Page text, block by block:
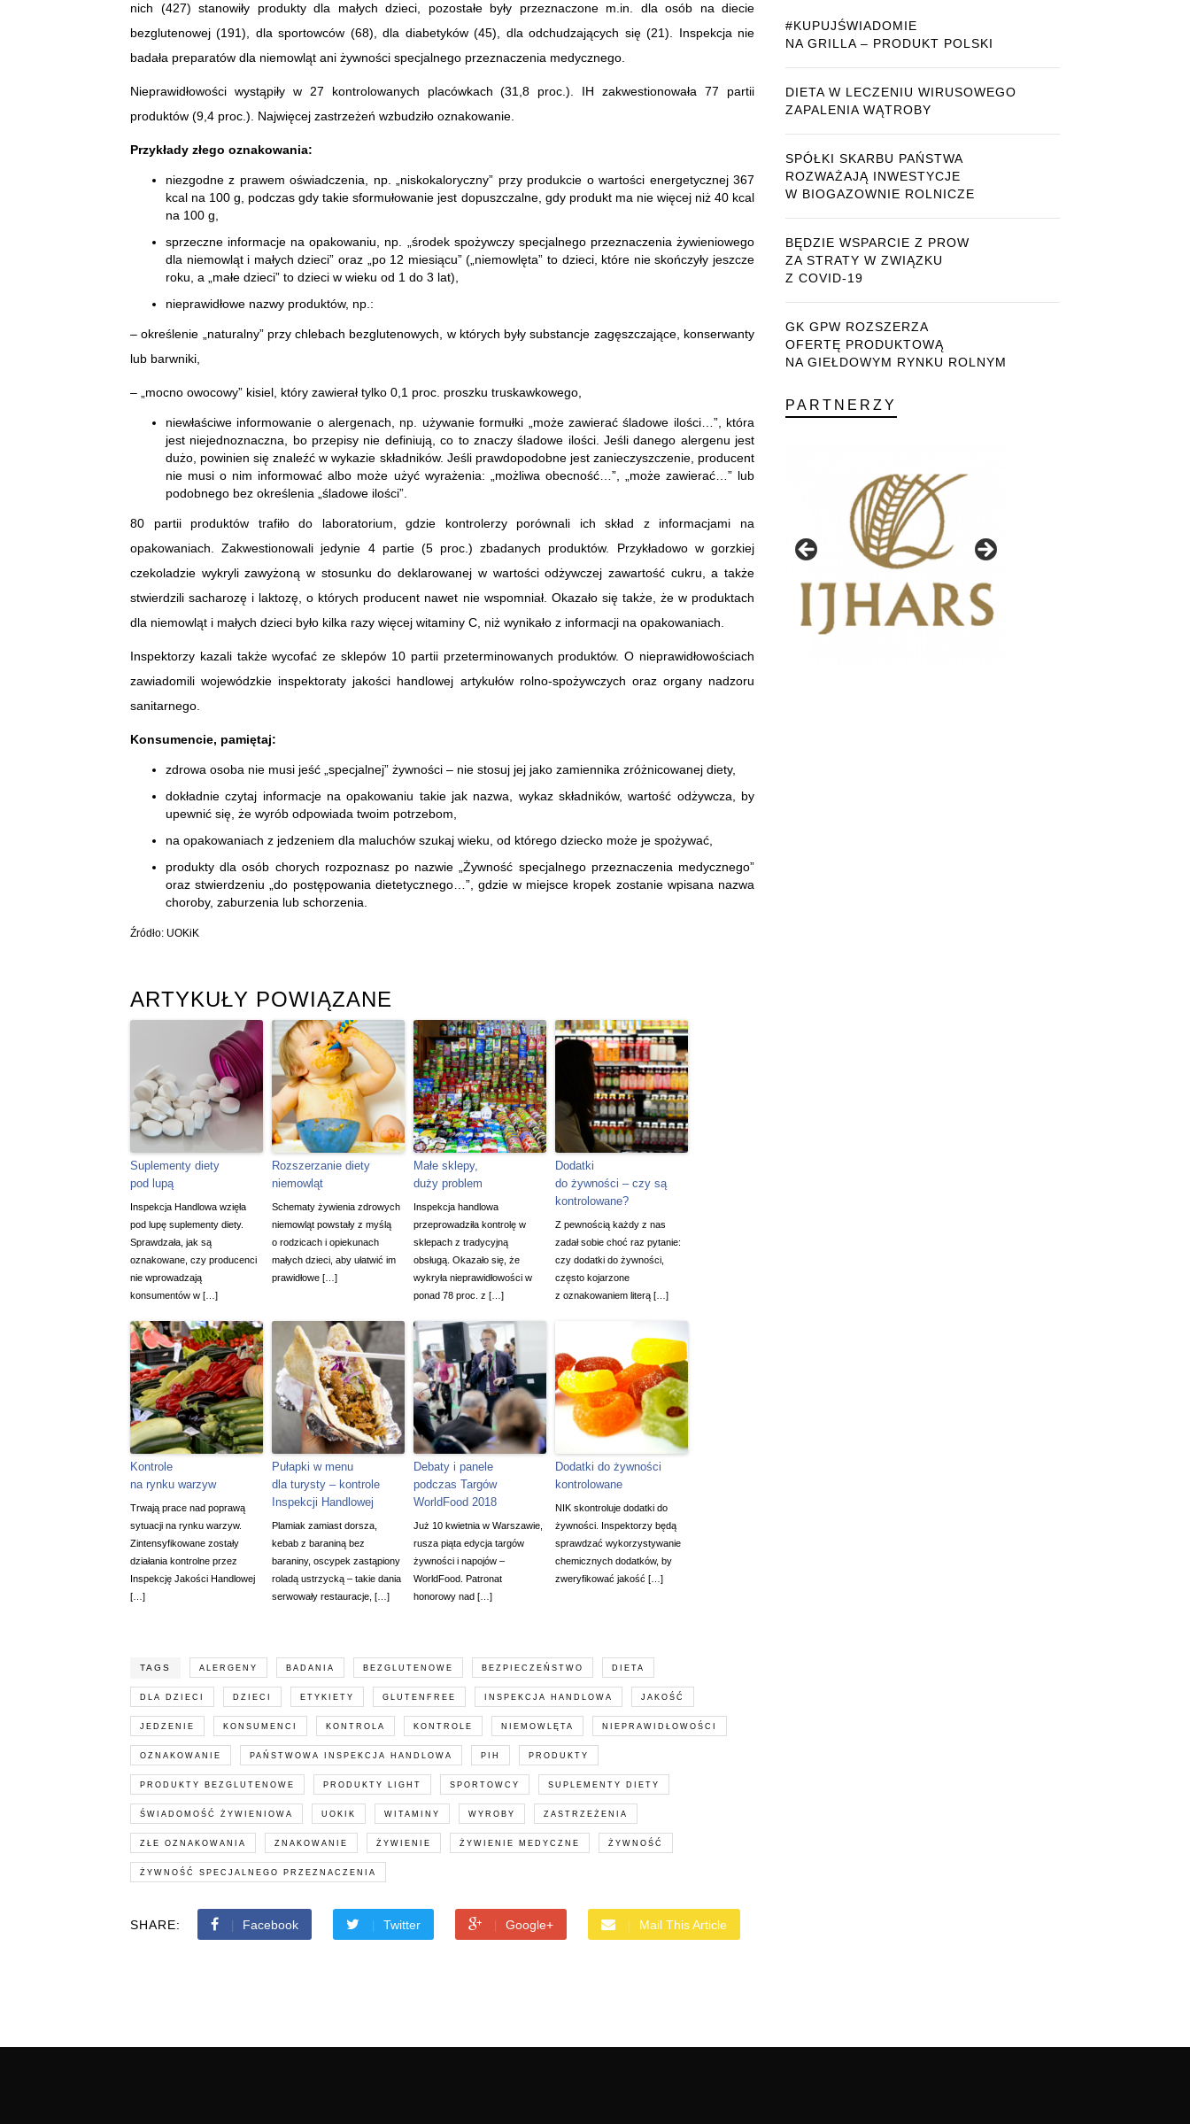
nich (427) stanowiły produkty dla małych dzieci, pozostałe były przeznaczone m.in. dla osób na diecie
bezglutenowej (191), dla sportowców (68), dla diabetyków (45), dla odchudzających się (21). Inspekcja nie
badała preparatów dla niemowląt ani żywności specjalnego przeznaczenia medycznego.
Nieprawidłowości wystąpiły w 27 kontrolowanych placówkach (31,8 proc.). IH zakwestionowała 77 partii
produktów (9,4 proc.). Najwięcej zastrzeżeń wzbudziło oznakowanie.
Przykłady złego oznakowania:
niezgodne z prawem oświadczenia, np. „niskokaloryczny” przy produkcie o wartości energetycznej 367
kcal na 100 g, podczas gdy takie sformułowanie jest dopuszczalne, gdy produkt ma nie więcej niż 40 kcal
na 100 g,
sprzeczne informacje na opakowaniu, np. „środek spożywczy specjalnego przeznaczenia żywieniowego
dla niemowląt i małych dzieci” oraz „po 12 miesiącu” („niemowlęta” to dzieci, które nie skończyły jeszcze
roku, a „małe dzieci” to dzieci w wieku od 1 do 3 lat),
nieprawidłowe nazwy produktów, np.:
– określenie „naturalny” przy chlebach bezglutenowych, w których były substancje zagęszczające, konserwanty
lub barwniki,
– „mocno owocowy” kisiel, który zawierał tylko 0,1 proc. proszku truskawkowego,
niewłaściwe informowanie o alergenach, np. używanie formułki „może zawierać śladowe ilości…”, która
jest niejednoznaczna, bo przepisy nie definiują, co to znaczy śladowe ilości. Jeśli danego alergenu jest
dużo, powinien się znaleźć w wykazie składników. Jeśli prawdopodobne jest zanieczyszczenie, producent
nie musi o nim informować albo może użyć wyrażenia: „możliwa obecność…”, „może zawierać…” lub
podobnego bez określenia „śladowe ilości”.
80 partii produktów trafiło do laboratorium, gdzie kontrolerzy porównali ich skład z informacjami na
opakowaniach. Zakwestionowali jedynie 4 partie (5 proc.) zbadanych produktów. Przykładowo w gorzkiej
czekoladzie wykryli zawyżoną w stosunku do deklarowanej w wartości odżywczej zawartość cukru, a także
stwierdzili sacharozę i laktozę, o których producent nawet nie wspomniał. Okazało się także, że w produktach
dla niemowląt i małych dzieci było kilka razy więcej witaminy C, niż wynikało z informacji na opakowaniach.
Inspektorzy kazali także wycofać ze sklepów 10 partii przeterminowanych produktów. O nieprawidłowościach
zawiadomili wojewódzkie inspektoraty jakości handlowej artykułów rolno-spożywczych oraz organy nadzoru
sanitarnego.
Konsumencie, pamiętaj:
zdrowa osoba nie musi jeść „specjalnej” żywności – nie stosuj jej jako zamiennika zróżnicowanej diety,
dokładnie czytaj informacje na opakowaniu takie jak nazwa, wykaz składników, wartość odżywcza, by
upewnić się, że wyrób odpowiada twoim potrzebom,
na opakowaniach z jedzeniem dla maluchów szukaj wieku, od którego dziecko może je spożywać,
produkty dla osób chorych rozpoznasz po nazwie „Żywność specjalnego przeznaczenia medycznego”
oraz stwierdzeniu „do postępowania dietetycznego…”, gdzie w miejsce kropek zostanie wpisana nazwa
choroby, zaburzenia lub schorzenia.
Źródło: UOKiK
ARTYKUŁY POWIĄZANE
Suplementy diety
pod lupą
Inspekcja Handlowa wzięła
pod lupę suplementy diety.
Sprawdzała, jak są
oznakowane, czy producenci
nie wprowadzają
konsumentów w […]
Rozszerzanie diety
niemowląt
Schematy żywienia zdrowych
niemowląt powstały z myślą
o rodzicach i opiekunach
małych dzieci, aby ułatwić im
prawidłowe […]
Małe sklepy,
duży problem
Inspekcja handlowa
przeprowadziła kontrolę w
sklepach z tradycyjną
obsługą. Okazało się, że
wykryła nieprawidłowości w
ponad 78 proc. z […]
Dodatki
do żywności – czy są
kontrolowane?
Z pewnością każdy z nas
zadał sobie choć raz pytanie:
czy dodatki do żywności,
często kojarzone
z oznakowaniem literą […]
Kontrole
na rynku warzyw
Trwają prace nad poprawą
sytuacji na rynku warzyw.
Zintensyfikowane zostały
działania kontrolne przez
Inspekcję Jakości Handlowej
[…]
Pułapki w menu
dla turysty – kontrole
Inspekcji Handlowej
Plamiak zamiast dorsza,
kebab z baraniną bez
baraniny, oscypek zastąpiony
roladą ustrzycką – takie dania
serwowały restauracje, […]
Debaty i panele
podczas Targów
WorldFood 2018
Już 10 kwietnia w Warszawie,
rusza piąta edycja targów
żywności i napojów –
WorldFood. Patronat
honorowy nad […]
Dodatki do żywności
kontrolowane
NIK skontroluje dodatki do
żywności. Inspektorzy będą
sprawdzać wykorzystywanie
chemicznych dodatków, by
zweryfikować jakość […]
TAGS ALERGENY BADANIA BEZGLUTENOWE BEZPIECZEŃSTWO DIETA
DLA DZIECI DZIECI ETYKIETY GLUTENFREE INSPEKCJA HANDLOWA JAKOŚĆ
JEDZENIE KONSUMENCI KONTROLA KONTROLE NIEMOWLĘTA NIEPRAWIDŁOWOŚCI
OZNAKOWANIE PAŃSTWOWA INSPEKCJA HANDLOWA PIH PRODUKTY
PRODUKTY BEZGLUTENOWE PRODUKTY LIGHT SPORTOWCY SUPLEMENTY DIETY
ŚWIADOMOŚĆ ŻYWIENIOWA UOKIK WITAMINY WYROBY ZASTRZEŻENIA
ZŁE OZNAKOWANIA ZNAKOWANIE ŻYWIENIE ŻYWIENIE MEDYCZNE ŻYWNOŚĆ
ŻYWNOŚĆ SPECJALNEGO PRZEZNACZENIA
SHARE: Facebook Twitter Google+ Mail This Article
#KUPUJŚWIADOMIE
NA GRILLA – PRODUKT POLSKI
DIETA W LECZENIU WIRUSOWEGO
ZAPALENIA WĄTROBY
SPÓŁKI SKARBU PAŃSTWA
ROZWAŻAJĄ INWESTYCJE
W BIOGAZOWNIE ROLNICZE
BĘDZIE WSPARCIE Z PROW
ZA STRATY W ZWIĄZKU
Z COVID-19
GK GPW ROZSZERZA
OFERTĘ PRODUKTOWĄ
NA GIEŁDOWYM RYNKU ROLNYM
PARTNERZY